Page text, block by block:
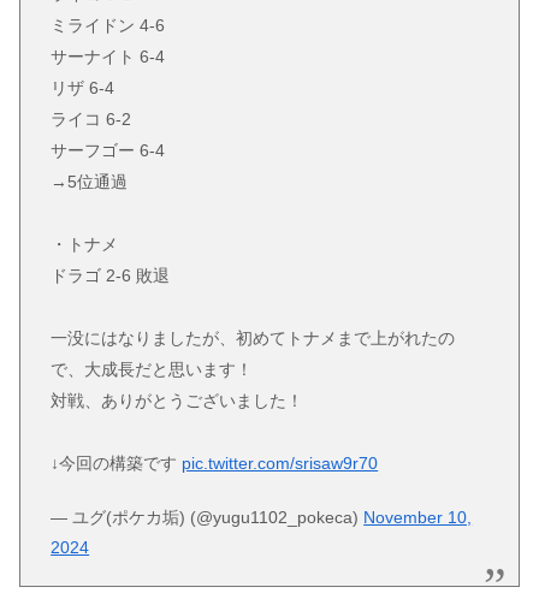
ミライドン 4-6
サーナイト 6-4
リザ 6-4
ライコ 6-2
サーフゴー 6-4
→5位通過
・トナメ
ドラゴ 2-6 敗退
一没にはなりましたが、初めてトナメまで上がれたの
で、大成長だと思います！
対戦、ありがとうございました！
↓今回の構築です pic.twitter.com/srisaw9r70
— ユグ(ポケカ垢) (@yugu1102_pokeca) November 10,
2024